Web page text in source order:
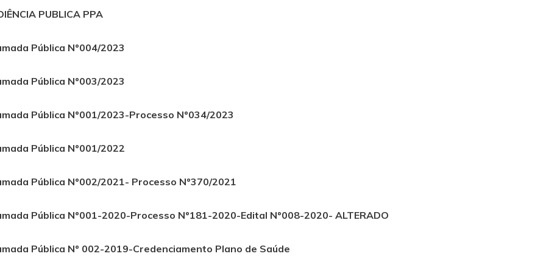
PUBLICA PPA
Pública Nº004/2023
Pública Nº003/2023
Pública Nº001/2023-Processo Nº034/2023
Pública Nº001/2022
Pública Nº002/2021- Processo Nº370/2021
Pública Nº001-2020-Processo Nº181-2020-Edital Nº008-2020- ALTERADO
Pública Nº 002-2019-Credenciamento Plano de Saúde